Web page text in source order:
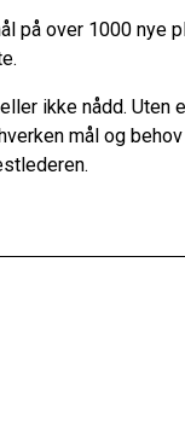
på over 1000 nye
ikke nådd.
mål og